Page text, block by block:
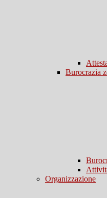
Burocrazia
Organizzazione